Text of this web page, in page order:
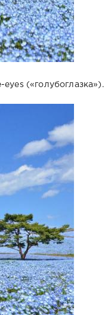
(«голубоглазка»).